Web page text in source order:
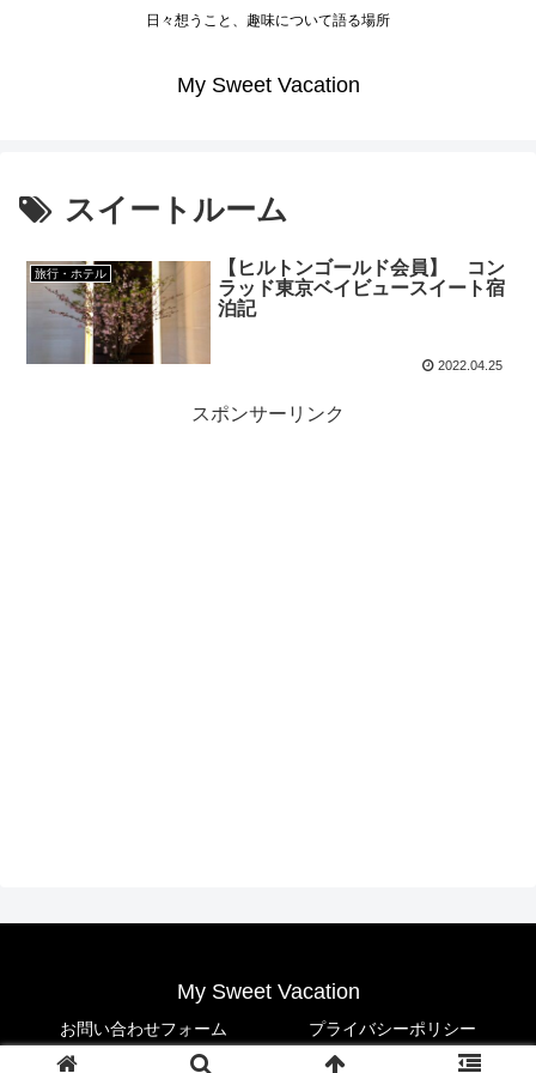
日々想うこと、趣味について語る場所
My Sweet Vacation
スイートルーム
旅行・ホテル
【ヒルトンゴールド会員】 コン
ラッド東京ベイビュースイート宿
泊記
2022.04.25
スポンサーリンク
My Sweet Vacation
お問い合わせフォーム プライバシーポリシー